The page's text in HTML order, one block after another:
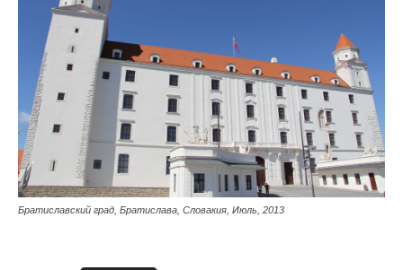
Братиславский град, Братислава, Словакия, Июль, 2013